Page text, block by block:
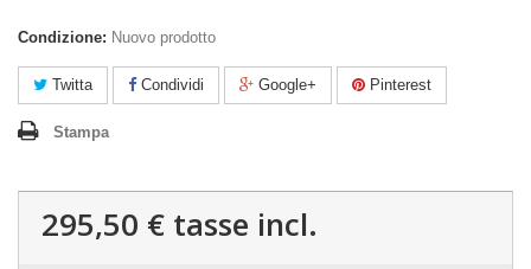
Condizione: Nuovo prodotto
Twitta Condividi Google+ Pinterest
Stampa
295,50 € tasse incl.